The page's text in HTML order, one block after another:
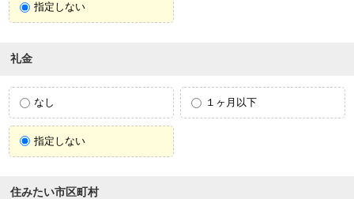
指定しない
礼金
なし １ヶ月以下
指定しない
住みたい市区町村